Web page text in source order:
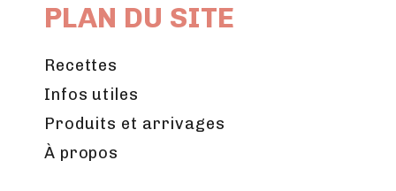
PLAN DU SITE
Recettes
Infos utiles
Produits et arrivages
À propos